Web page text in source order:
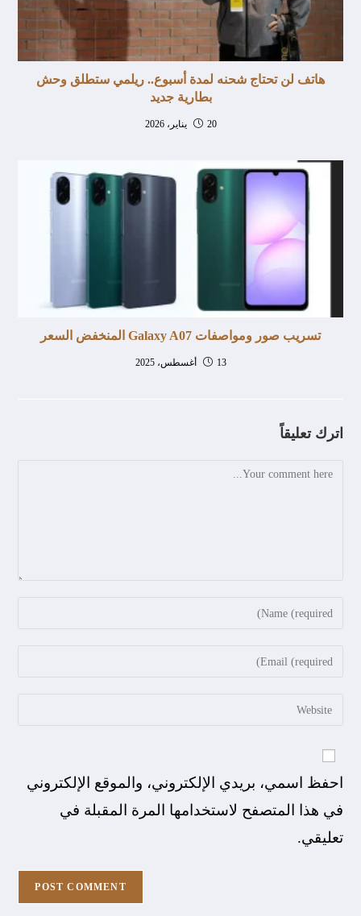
هاتف لن تحتاج شحنه لمدة أسبوع.. ريلمي ستطلق وحش
بطارية جديد
20 يناير، 2026
تسريب صور ومواصفات Galaxy A07 المنخفض السعر
13 أغسطس، 2025
اترك تعليقاً
احفظ اسمي، بريدي الإلكتروني، والموقع الإلكتروني
في هذا المتصفح لاستخدامها المرة المقبلة في
تعليقي.